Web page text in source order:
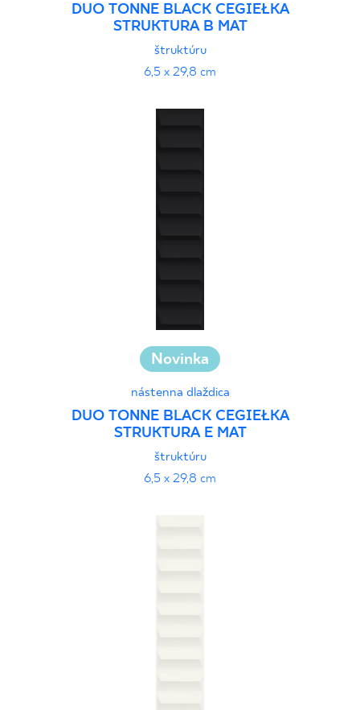
DUO TONNE BLACK CEGIEŁKA
STRUKTURA B MAT
štruktúru
6,5 x 29,8 cm
Novinka
nástenna dlaždica
DUO TONNE BLACK CEGIEŁKA
STRUKTURA E MAT
štruktúru
6,5 x 29,8 cm